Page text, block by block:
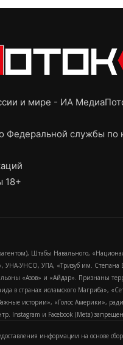
и мире - ИА
службы по
18+
Штабы Навального,
УНА-УНСО, УПА, «Тризуб им.
«Азов» и «Айдар». Признаны
в странах исламского Магриба»,
истории», «Голос Америки»,
Instagram и Facebook (Metа)
информации на основе